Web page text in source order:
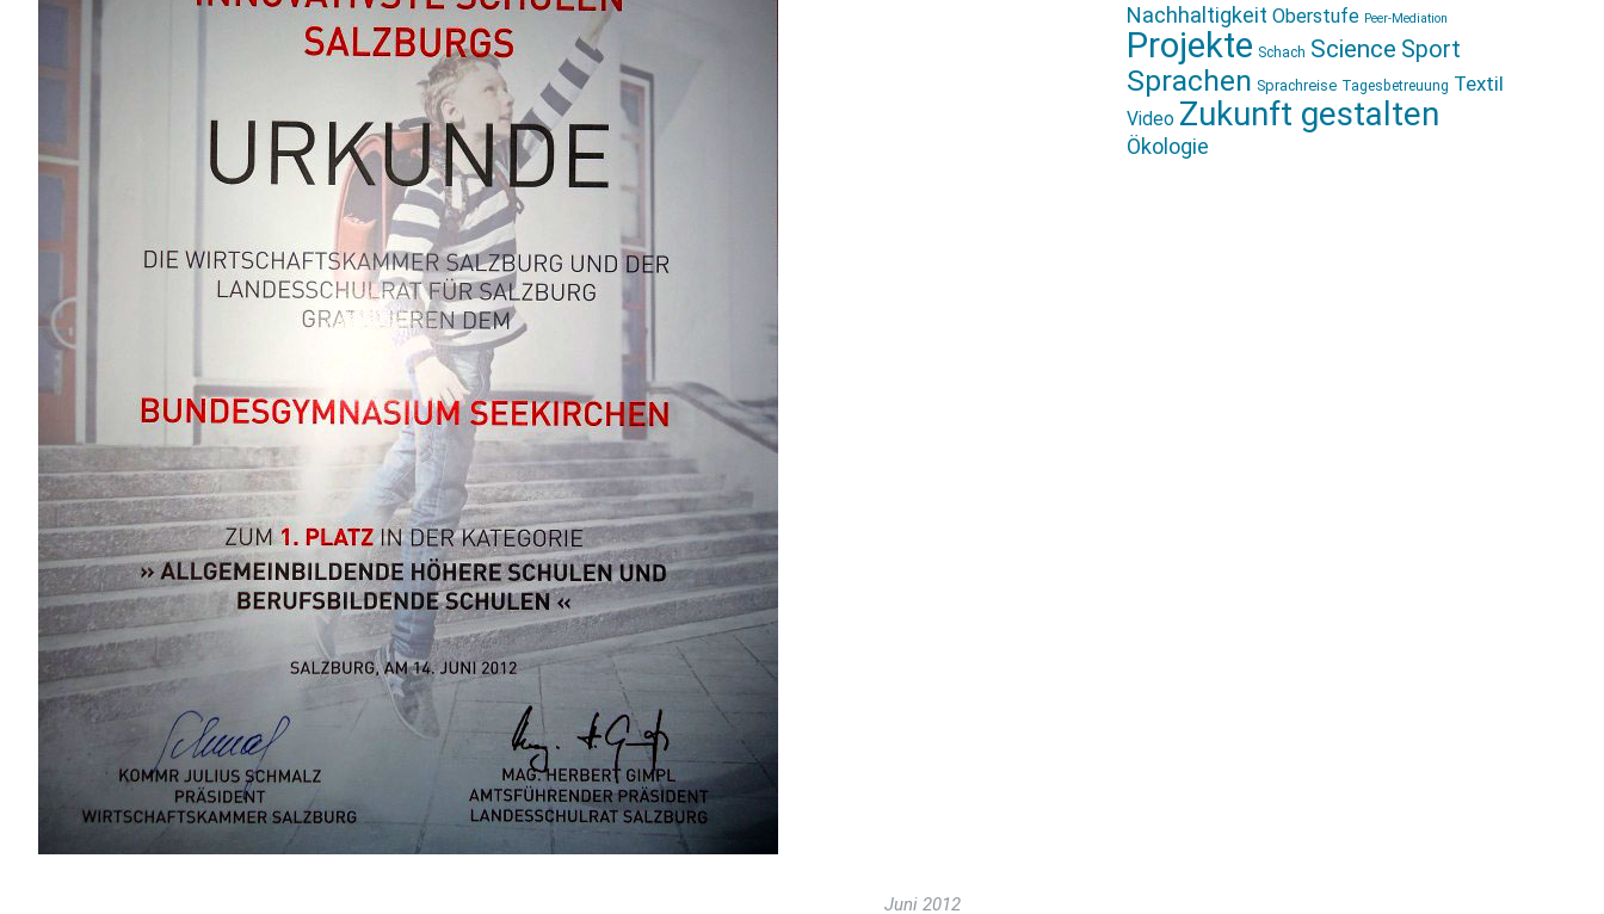
Juni 2012
Nachhaltigkeit Oberstufe Peer-Mediation
Projekte Schach Science Sport
Sprachen Sprachreise Tagesbetreuung Textil
Video Zukunft gestalten
Ökologie